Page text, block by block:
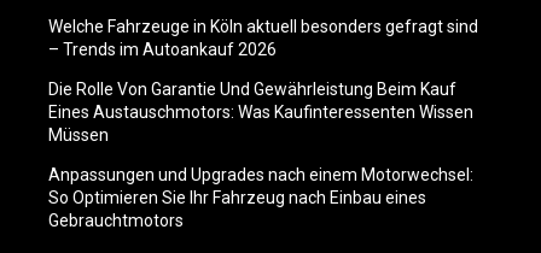
Welche Fahrzeuge in Köln aktuell besonders gefragt sind
– Trends im Autoankauf 2026
Die Rolle Von Garantie Und Gewährleistung Beim Kauf
Eines Austauschmotors: Was Kaufinteressenten Wissen
Müssen
Anpassungen und Upgrades nach einem Motorwechsel:
So Optimieren Sie Ihr Fahrzeug nach Einbau eines
Gebrauchtmotors